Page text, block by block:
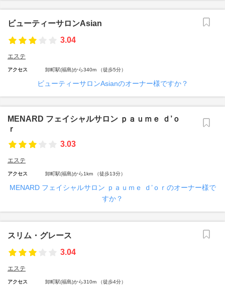
ビューティーサロンAsian
3.04
エステ
アクセス 卸町駅(福島)から340m （徒歩5分）
ビューティーサロンAsianのオーナー様ですか？
MENARD フェイシャルサロン ｐａｕｍｅ ｄ’ｏ
ｒ
3.03
エステ
アクセス 卸町駅(福島)から1km （徒歩13分）
MENARD フェイシャルサロン ｐａｕｍｅ ｄ’ｏｒのオーナー様で
すか？
スリム・グレース
3.04
エステ
アクセス 卸町駅(福島)から310m （徒歩4分）